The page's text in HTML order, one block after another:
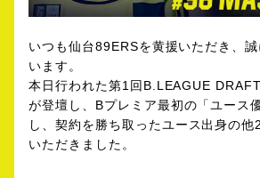
いつも仙台89ERSを黄援いただき、
います。
本日行われた第1回B.LEAGUE
が登壇し、Bプレミア最初の「ユース
し、契約を勝ち取ったユース出身の
いただきました。